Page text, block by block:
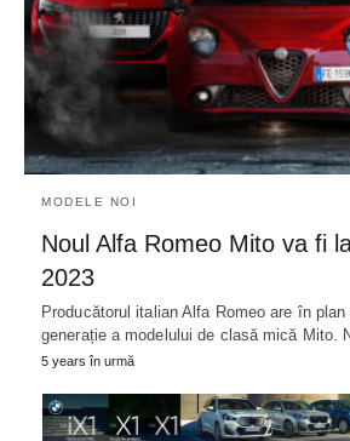
MODELE NOI
Noul Alfa Romeo Mito va fi
2023
Producătorul italian Alfa Romeo are în
generație a modelului de clasă mică Mito.
5 years în urmă